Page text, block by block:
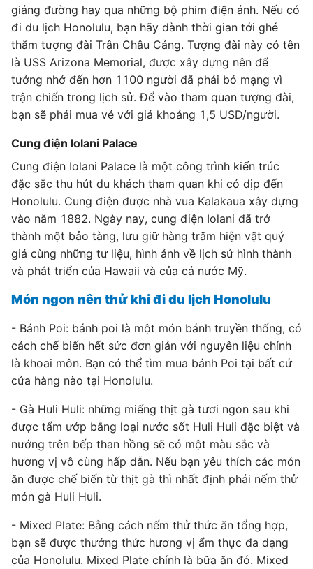
giảng đường hay qua những bộ phim điện ảnh. Nếu có
đi du lịch Honolulu, bạn hãy dành thời gian tới ghé
thăm tượng đài Trân Châu Cảng. Tượng đài này có tên
là USS Arizona Memorial, được xây dựng nên để
tưởng nhớ đến hơn 1100 người đã phải bỏ mạng vì
trận chiến trong lịch sử. Để vào tham quan tượng đài,
bạn sẽ phải mua vé với giá khoảng 1,5 USD/người.
Cung điện Iolani Palace
Cung điện Iolani Palace là một công trình kiến trúc
đặc sắc thu hút du khách tham quan khi có dịp đến
Honolulu. Cung điện được nhà vua Kalakaua xây dựng
vào năm 1882. Ngày nay, cung điện Iolani đã trở
thành một bảo tàng, lưu giữ hàng trăm hiện vật quý
giá cùng những tư liệu, hình ảnh về lịch sử hình thành
và phát triển của Hawaii và của cả nước Mỹ.
Món ngon nên thử khi đi du lịch Honolulu
- Bánh Poi: bánh poi là một món bánh truyền thống, có
cách chế biến hết sức đơn giản với nguyên liệu chính
là khoai môn. Bạn có thể tìm mua bánh Poi tại bất cứ
cửa hàng nào tại Honolulu.
- Gà Huli Huli: những miếng thịt gà tươi ngon sau khi
được tẩm ướp bằng loại nước sốt Huli Huli đặc biệt và
nướng trên bếp than hồng sẽ có một màu sắc và
hương vị vô cùng hấp dẫn. Nếu bạn yêu thích các món
ăn được chế biến từ thịt gà thì nhất định phải nếm thử
món gà Huli Huli.
- Mixed Plate: Bằng cách nếm thử thức ăn tổng hợp,
bạn sẽ được thưởng thức hương vị ẩm thực đa dạng
của Honolulu. Mixed Plate chính là bữa ăn đó. Mixed